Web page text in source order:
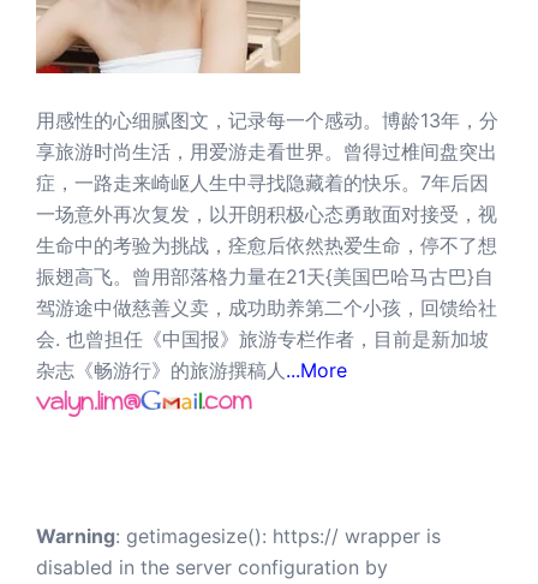
用感性的心细腻图文，记录每一个感动。博龄13年，分
享旅游时尚生活，用爱游走看世界。曾得过椎间盘突出
症，一路走来崎岖人生中寻找隐藏着的快乐。7年后因
一场意外再次复发，以开朗积极心态勇敢面对接受，视
生命中的考验为挑战，痊愈后依然热爱生命，停不了想
振翅高飞。曾用部落格力量在21天{美国巴哈马古巴}自
驾游途中做慈善义卖，成功助养第二个小孩，回馈给社
会. 也曾担任《中国报》旅游专栏作者，目前是新加坡
杂志《畅游行》的旅游撰稿人 ...More
Warning: getimagesize(): https:// wrapper is
disabled in the server configuration by